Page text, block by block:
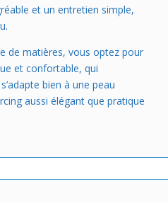
et un entretien simple,
de matières, vous optez pour
et confortable, qui
bien à une peau
aussi élégant que pratique